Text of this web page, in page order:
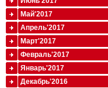
Май'2017
Апрель'2017
Март'2017
Февраль'2017
Январь'2017
Декабрь'2016